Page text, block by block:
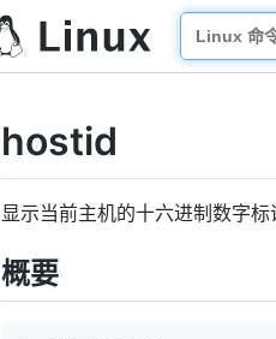
hostid
显示当前主机的十六进制数字标
概要